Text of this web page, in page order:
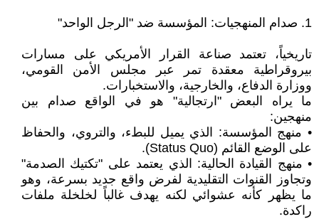
1. صدام المنهجيات: المؤسسة ضد "الرجل الواحد"
تاريخياً، تعتمد صناعة القرار الأمريكي على مسارات
بيروقراطية معقدة تمر عبر مجلس الأمن القومي،
ووزارة الدفاع، والخارجية، والاستخبارات.
ما يراه البعض "ارتجالية" هو في الواقع صدام بين
منهجين:
• منهج المؤسسة: الذي يميل للبطء، والتروي، والحفاظ
على الوضع القائم (Status Quo).
• منهج القيادة الحالية: الذي يعتمد على "تكتيك الصدمة"
وتجاوز القنوات التقليدية لفرض واقع جديد بسرعة، وهو
ما يظهر كأنه عشوائي لكنه يهدف غالباً لخلخلة ملفات
راكدة.